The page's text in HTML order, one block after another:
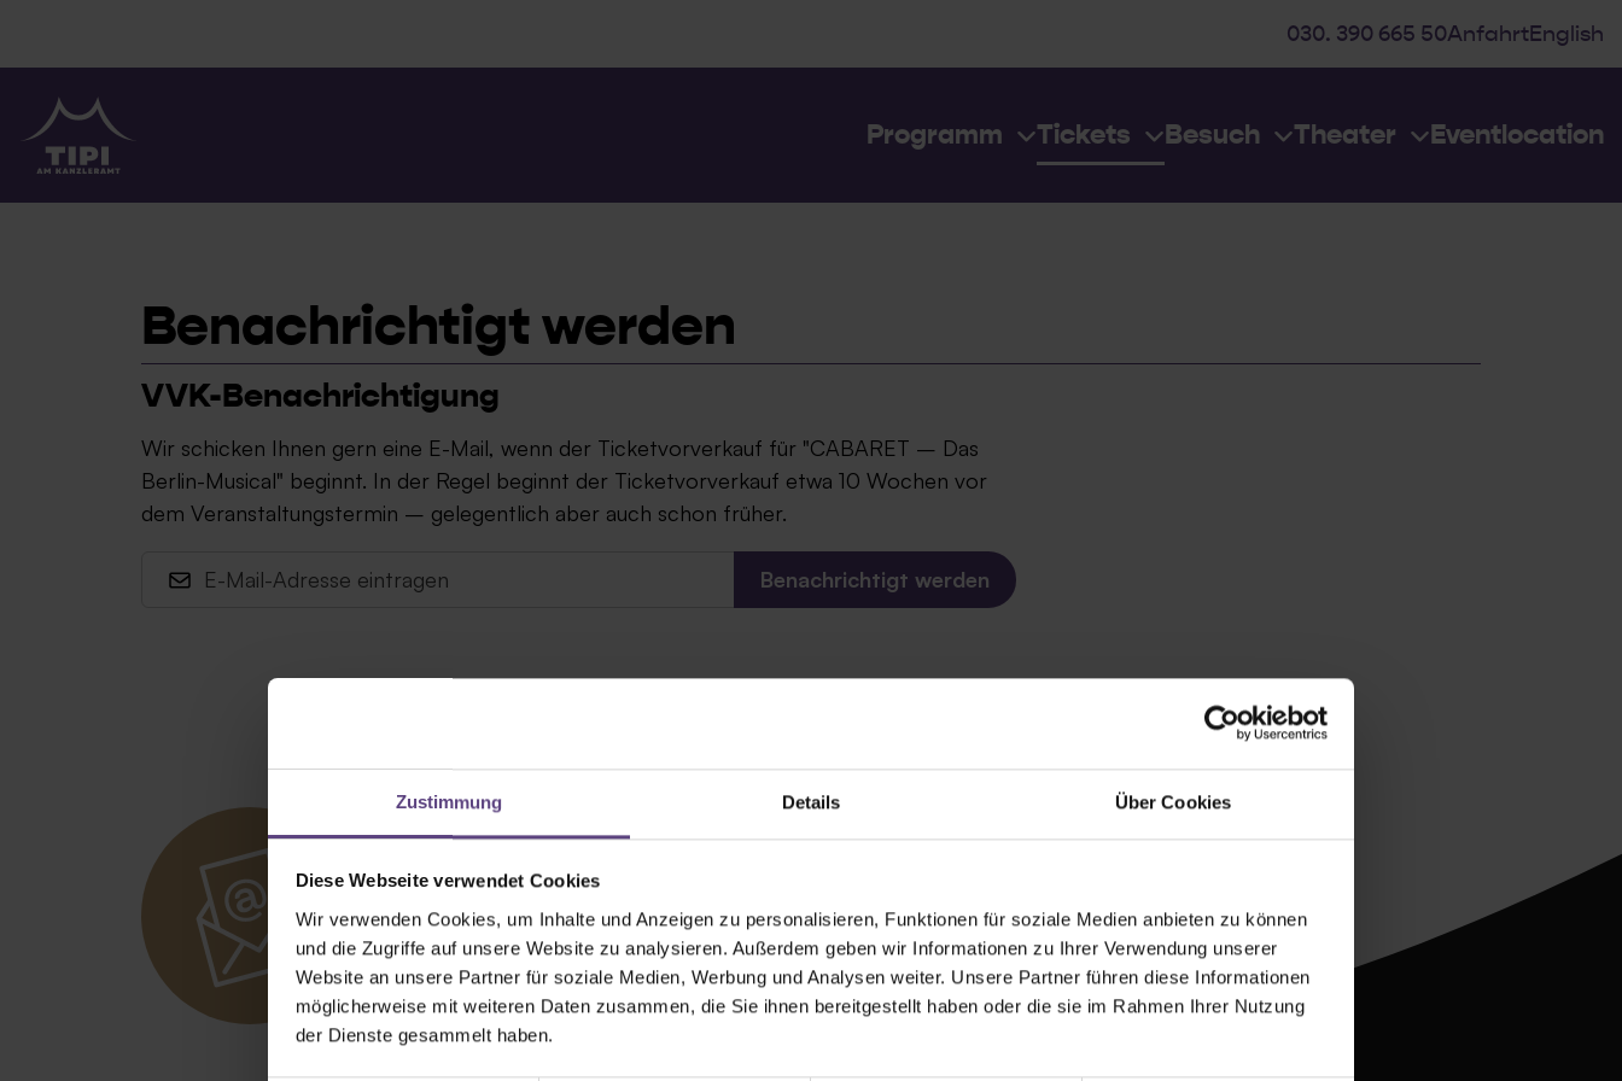
Zustimmung Details Über Cookies
Diese Webseite verwendet Cookies
Wir verwenden Cookies, um Inhalte und Anzeigen zu personalisieren, Funktionen für soziale Medien anbieten zu können
und die Zugriffe auf unsere Website zu analysieren. Außerdem geben wir Informationen zu Ihrer Verwendung unserer
Website an unsere Partner für soziale Medien, Werbung und Analysen weiter. Unsere Partner führen diese Informationen
möglicherweise mit weiteren Daten zusammen, die Sie ihnen bereitgestellt haben oder die sie im Rahmen Ihrer Nutzung
der Dienste gesammelt haben.
030. 390 665 50AnfahrtEnglish
Programm Tickets Besuch Theater Eventlocation
Benachrichtigt werden
VVK-Benachrichtigung
Wir schicken Ihnen gern eine E-Mail, wenn der Ticketvorverkauf für "CABARET – Das
Berlin-Musical" beginnt. In der Regel beginnt der Ticketvorverkauf etwa 10 Wochen vor
dem Veranstaltungstermin – gelegentlich aber auch schon früher.
Newsletter mit Zeltenheitswert
Newsletter abonnieren